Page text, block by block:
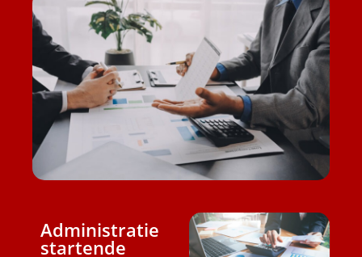
Administratie
startende